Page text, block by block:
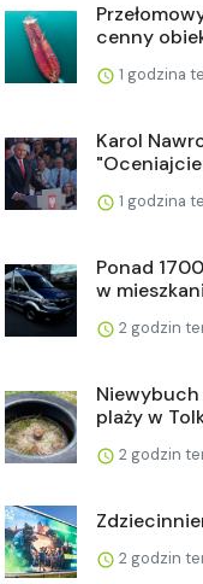
cenny
1 godzina
Karol
1 godzina
Ponad
w
2 godzin
plaży w
2 godzin
2 godzin